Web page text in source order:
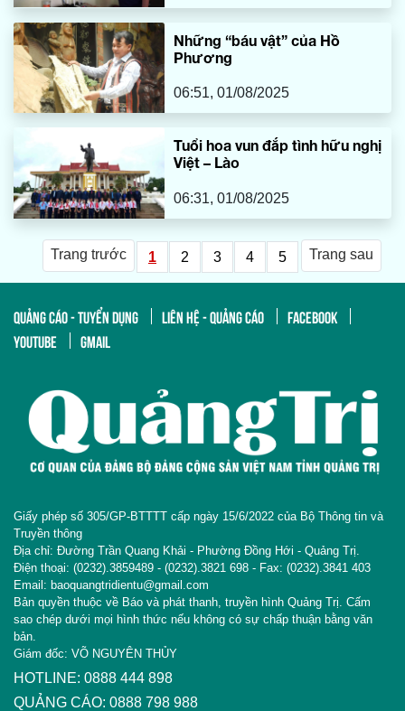
Những “báu vật” của Hồ
Phương
06:51, 01/08/2025
Tuổi hoa vun đắp tình hữu nghị
Việt – Lào
06:31, 01/08/2025
Trang trước 1 2 3 4 5 Trang sau
QUẢNG CÁO - TUYỂN DỤNG LIÊN HỆ - QUẢNG CÁO
FACEBOOK
YOUTUBE
GMAIL
Giấy phép số 305/GP-BTTTT cấp ngày 15/6/2022 của Bộ Thông tin và
Truyền thông
Địa chỉ: Đường Trần Quang Khải - Phường Đồng Hới - Quảng Trị.
Điện thoại: (0232).3859489 - (0232).3821 698 - Fax: (0232).3841 403
Email: baoquangtridientu@gmail.com
Bản quyền thuộc về Báo và phát thanh, truyền hình Quảng Trị. Cấm
sao chép dưới mọi hình thức nếu không có sự chấp thuận bằng văn
bản.
Giám đốc: VÕ NGUYÊN THỦY
HOTLINE: 0888 444 898
QUẢNG CÁO: 0888 798 988